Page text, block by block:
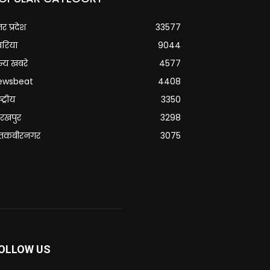
प्रदेश
33577
9044
खबरे
4577
4408
3350
3298
3075
US